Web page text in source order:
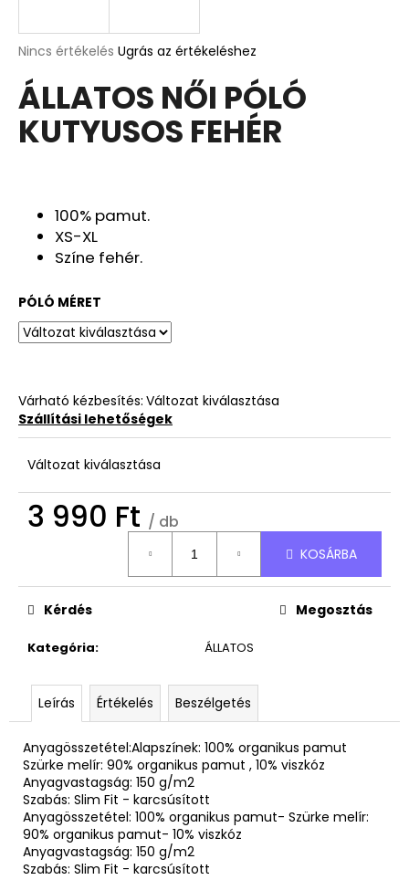
A
átlagos
értékelése
5-
ből
Nincs értékelés Ugrás az értékeléshez
ÁLLATOS NŐI PÓLÓ
KUTYUSOS FEHÉR
100% pamut.
XS-XL
Színe fehér.
PÓLÓ MÉRET
Várható kézbesítés: Változat kiválasztása
Szállítási lehetőségek
Változat kiválasztása
3 990 Ft / db
KOSÁRBA
Kategória: ÁLLATOS
Kérdés Megosztás
Leírás Értékelés Beszélgetés
Anyagösszetétel:Alapszínek: 100% organikus pamut
Szürke melír: 90% organikus pamut , 10% viszkóz
Anyagvastagság: 150 g/m2
Szabás: Slim Fit - karcsúsított
Anyagösszetétel: 100% organikus pamut- Szürke melír:
90% organikus pamut- 10% viszkóz
Anyagvastagság: 150 g/m2
Szabás: Slim Fit - karcsúsított
A
á
n
DEKOR
ORCHIDEA
HALVÁNY
CIRMOS
LILA
4
Korábbi:
4
490
Ft